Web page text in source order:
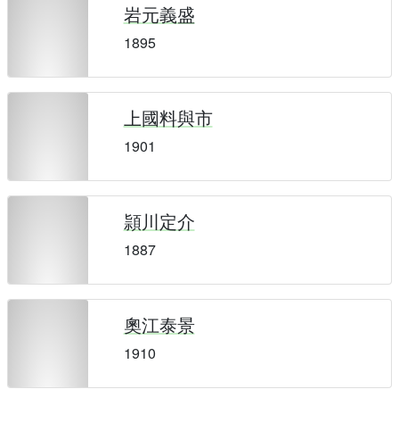
岩元義盛
1895
上國料與市
1901
頴川定介
1887
奧江泰景
1910